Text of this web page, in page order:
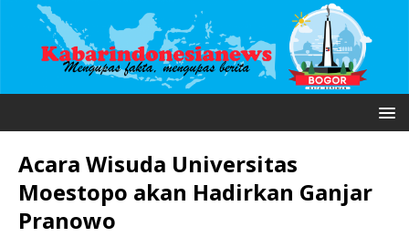
Acara Wisuda Universitas
Moestopo akan Hadirkan Ganjar
Pranowo